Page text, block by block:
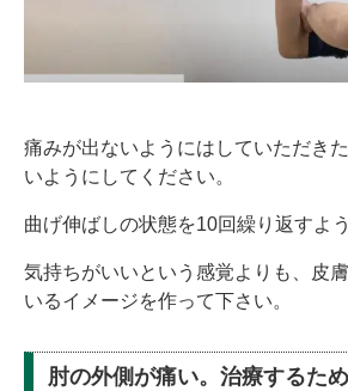
痛みが出ないようにはしていただき
いようにしてください。
曲げ伸ばしの状態を10回繰り返すよ
気持ちがいいという感覚よりも、皮
いるイメージを作って下さい。
肘の外側が痛い。治療するた